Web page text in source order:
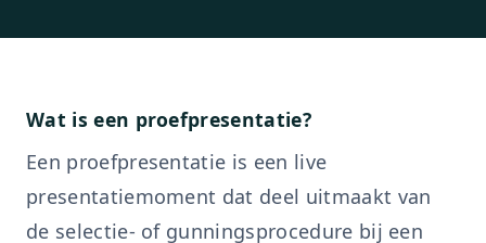
Wat is een proefpresentatie?
Een proefpresentatie is een live
presentatiemoment dat deel uitmaakt van
de selectie- of gunningsprocedure bij een